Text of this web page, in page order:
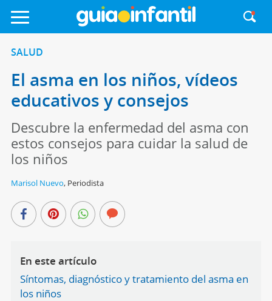
SALUD
El asma en los niños, vídeos
educativos y consejos
Descubre la enfermedad del asma con
estos consejos para cuidar la salud de
los niños
Marisol Nuevo, Periodista
En este artículo
Síntomas, diagnóstico y tratamiento del asma en
los niños